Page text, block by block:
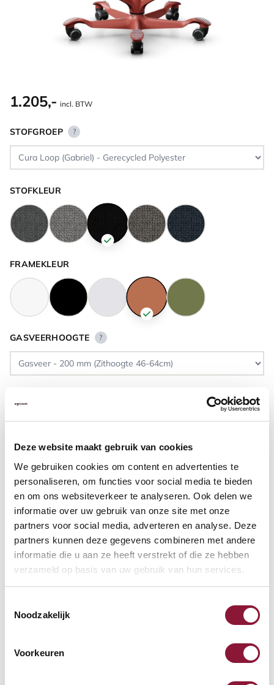
Deze website maakt gebruik van cookies
We gebruiken cookies om content en advertenties te
personaliseren, om functies voor social media te bieden
en om ons websiteverkeer te analyseren. Ook delen we
informatie over uw gebruik van onze site met onze
partners voor social media, adverteren en analyse. Deze
partners kunnen deze gegevens combineren met andere
informatie die u aan ze heeft verstrekt of die ze hebben
verzameld op basis van uw gebruik van hun services.
Noodzakelijk
Voorkeuren
1.205,- incl. BTW
STOFGROEP ?
STOFKLEUR
FRAMEKLEUR
GASVEERHOOGTE ?
VOETENRING ?
VOETENSTER IN GEPOLIJST ALUMINIUM ?
Beschikbaar